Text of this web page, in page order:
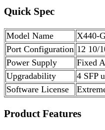
Quick Spec
Model Name
X440-
Port Configuration 12 10/
Power Supply
Fixed
Upgradability
4 SFP
Software License
Product Features